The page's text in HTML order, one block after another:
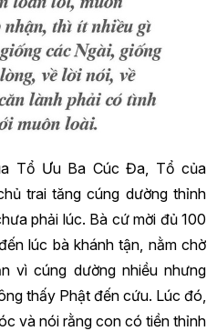
Tổ Ưu Ba Cúc Đa, Tổ của
trai tăng cúng dường thỉnh
phải lúc. Bà cứ mời đủ 100
lúc bà khánh tận, nằm chờ
vì cúng dường nhiều nhưng
thấy Phật đến cứu. Lúc đó,
và nói rằng con có tiền thỉnh